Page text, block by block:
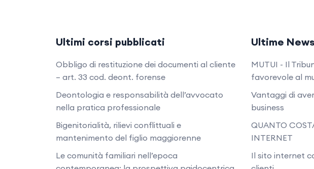
Ultimi corsi pubblicati
Obbligo di restituzione dei documenti al cliente
– art. 33 cod. deont. forense
Deontologia e responsabilità dell’avvocato
nella pratica professionale
Bigenitorialità, rilievi conflittuali e
mantenimento del figlio maggiorenne
Le comunità familiari nell’epoca
Ultime News
MUTUI - Il
favorevole al
Vantaggi di
business
QUANTO
INTERNET
Il sito internet